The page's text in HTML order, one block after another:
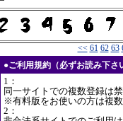
<< 61 62 63
●ご利用規約（必ずお読み下さ
1：
同一サイトでの複数登録は
※有料版をお使いの方は複数
2：